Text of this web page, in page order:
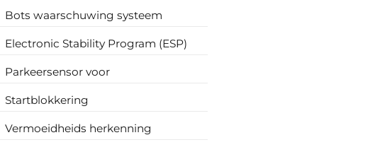
Bots waarschuwing systeem
Electronic Stability Program (ESP)
Parkeersensor voor
Startblokkering
Vermoeidheids herkenning